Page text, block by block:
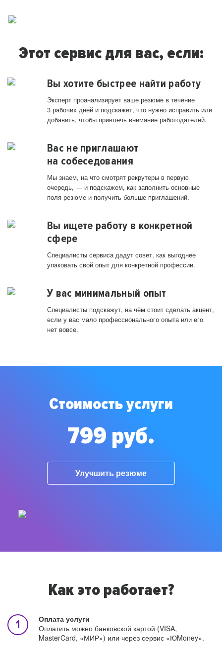
Этот сервис для вас, если:
Вы хотите быстрее найти работу
Эксперт проанализирует ваше резюме в течение
3 рабочих дней и подскажет, что нужно исправить или
добавить, чтобы привлечь внимание работодателей.
Вас не приглашают
на собеседования
Мы знаем, на что смотрят рекрутеры в первую
очередь, — и подскажем, как заполнить основные
поля резюме и получить больше приглашений.
Вы ищете работу в конкретной
сфере
Специалисты сервиса дадут совет, как выгоднее
упаковать свой опыт для конкретной профессии.
У вас минимальный опыт
Специалисты подскажут, на чём стоит сделать акцент,
если у вас мало профессионального опыта или его
нет вовсе.
Стоимость услуги
799 руб.
Улучшить резюме
Как это работает?
Оплата услуги
Оплатить можно банковской картой (VISA,
MasterCard, «МИР») или через сервис «ЮMoney».